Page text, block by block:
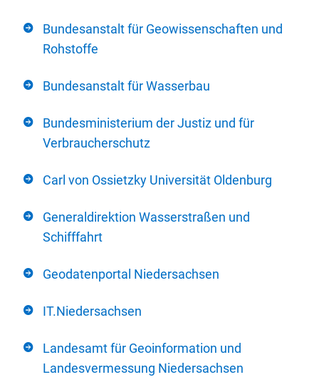
Bundesanstalt für Geowissenschaften und
Rohstoffe
Bundesanstalt für Wasserbau
Bundesministerium der Justiz und für
Verbraucherschutz
Carl von Ossietzky Universität Oldenburg
Generaldirektion Wasserstraßen und
Schifffahrt
Geodatenportal Niedersachsen
IT.Niedersachsen
Landesamt für Geoinformation und
Landesvermessung Niedersachsen